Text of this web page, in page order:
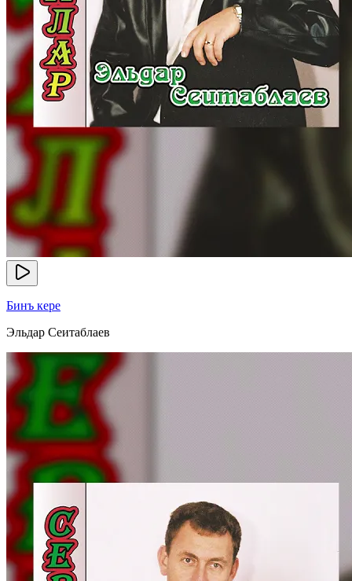
Бинъ кере
Эльдар Сеитаблаев